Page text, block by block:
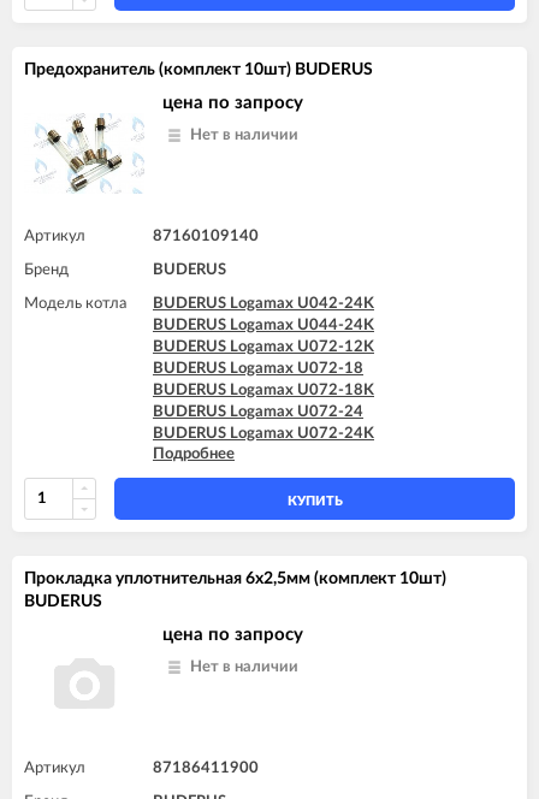
Предохранитель (комплект 10шт) BUDERUS
цена по запросу
Нет в наличии
Артикул 87160109140
Бренд BUDERUS
Модель котла
BUDERUS Logamax U042-24K
BUDERUS Logamax U044-24K
BUDERUS Logamax U072-12K
BUDERUS Logamax U072-18
BUDERUS Logamax U072-18K
BUDERUS Logamax U072-24
BUDERUS Logamax U072-24K
BUDERUS Logamax U072-28
BUDERUS Logamax U072-28K
BUDERUS Logamax U072-35
BUDERUS Logamax U072-35K
Подробнее
КУПИТЬ
Прокладка уплотнительная 6x2,5мм (комплект 10шт)
BUDERUS
цена по запросу
Нет в наличии
Артикул 87186411900